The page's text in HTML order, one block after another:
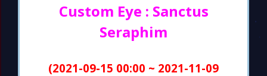
Custom Eye : Sanctus
Seraphim
(2021-09-15 00:00 ~ 2021-11-09